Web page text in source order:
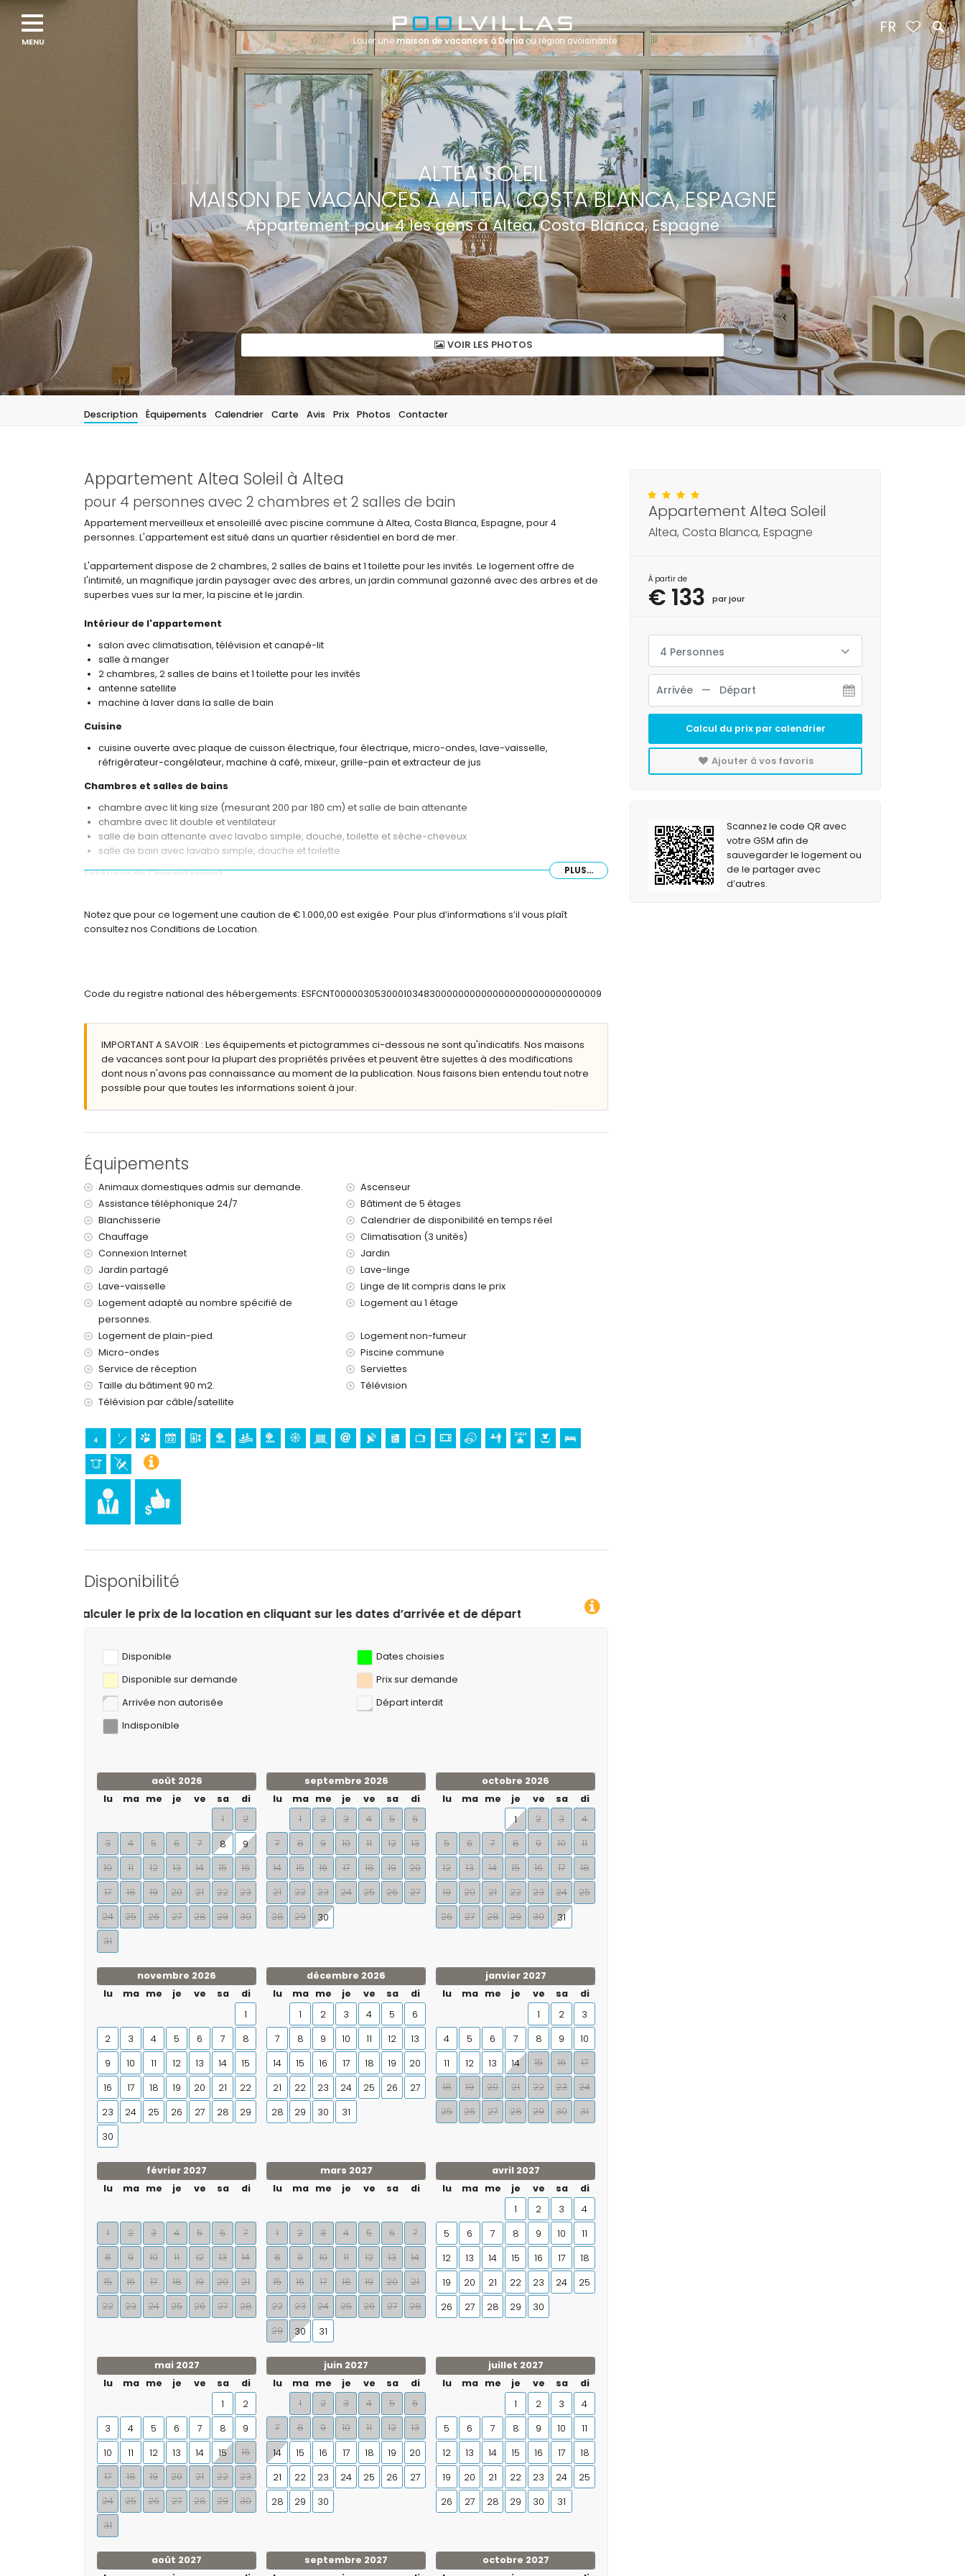
ALTEA SOLEIL
MAISON DE VACANCES À ALTEA, COSTA BLANCA, ESPAGNE
Appartement pour 4 les gens à Altea, Costa Blanca, Espagne
VOIR LES PHOTOS
Description Équipements Calendrier Carte Avis Prix Photos Contacter
Appartement Altea Soleil à Altea
pour 4 personnes avec 2 chambres et 2 salles de bain
Appartement merveilleux et ensoleillé avec piscine commune à Altea, Costa Blanca, Espagne, pour 4
personnes. L'appartement est situé dans un quartier résidentiel en bord de mer.
L'appartement dispose de 2 chambres, 2 salles de bains et 1 toilette pour les invités. Le logement offre de
l'intimité, un magnifique jardin paysager avec des arbres, un jardin communal gazonné avec des arbres et de
superbes vues sur la mer, la piscine et le jardin.
Intérieur de l'appartement
salon avec climatisation, télévision et canapé-lit
salle à manger
2 chambres, 2 salles de bains et 1 toilette pour les invités
antenne satellite
machine à laver dans la salle de bain
Cuisine
cuisine ouverte avec plaque de cuisson électrique, four électrique, micro-ondes, lave-vaisselle,
réfrigérateur-congélateur, machine à café, mixeur, grille-pain et extracteur de jus
Chambres et salles de bains
chambre avec lit king size (mesurant 200 par 180 cm) et salle de bain attenante
chambre avec lit double et ventilateur
salle de bain attenante avec lavabo simple, douche, toilette et sèche-cheveux
salle de bain avec lavabo simple, douche et toilette
Extérieur de l'appartement
beau jardin paysager avec des arbres
jardin communal gazonné avec des arbres
merci de consulter si les animaux de compagnie sont acceptés
Le logement est très adapté aux familles avec enfants
Équipements et services inclus dans le prix de la location de l'appartement
aspirateur et fer à repasser avec planche à repasser
literie et serviettes
service de blanchisserie
chauffage central et climatisation
PLUS...
Notez que pour ce logement une caution de € 1.000,00 est exigée. Pour plus d’informations s’il vous plaît
consultez nos Conditions de Location.
Code du registre national des hébergements: ESFCNT00000305300010348300000000000000000000000000009
IMPORTANT A SAVOIR : Les équipements et pictogrammes ci-dessous ne sont qu'indicatifs. Nos maisons
de vacances sont pour la plupart des propriétés privées et peuvent être sujettes à des modifications
dont nous n'avons pas connaissance au moment de la publication. Nous faisons bien entendu tout notre
possible pour que toutes les informations soient à jour.
Équipements
Animaux domestiques admis sur demande.
Ascenseur
Assistance téléphonique 24/7
Bâtiment de 5 étages
Blanchisserie
Calendrier de disponibilité en temps réel
Chauffage
Climatisation (3 unités)
Connexion Internet
Jardin
Jardin partagé
Lave-linge
Lave-vaisselle
Linge de lit compris dans le prix
Logement adapté au nombre spécifié de
personnes.
Logement au 1 étage
Logement de plain-pied.
Logement non-fumeur
Micro-ondes
Piscine commune
Service de réception
Serviettes
Taille du bâtiment 90 m2.
Télévision
Télévision par câble/satellite
Disponibilité
de la location en cliquant sur les dates d’arrivée et de départ souhaitées !
Disponible
Dates choisies
Disponible sur demande
Prix ​​sur demande
Arrivée non autorisée
Départ interdit
Indisponible
août 2026
lu
ma me je ve sa
di
1
2
3
4 5 6 7 8
9
10
11 12 13 14 15
16
17
18 19 20 21 22
23
24
25 26 27 28 29
30
31
septembre 2026
lu
ma me je ve sa
di
1
2 3 4 5
6
7
8 9 10 11 12
13
14
15 16 17 18 19
20
21
22 23 24 25 26
27
28
29 30
octobre 2026
lu
ma me je ve sa
di
1
2 3
4
5
6 7 8 9 10
11
12
13 14 15 16 17
18
19
20 21 22 23 24
25
26
27 28 29 30 31
novembre 2026
lu
ma me je ve sa
di
1
2
3 4 5 6 7
8
9
10 11 12 13 14
15
16
17 18 19 20 21
22
23
24 25 26 27 28
29
30
décembre 2026
lu
ma me je ve sa
di
1
2 3 4 5
6
7
8 9 10 11 12
13
14
15 16 17 18 19
20
21
22 23 24 25 26
27
28
29 30 31
janvier 2027
lu
ma me je ve sa
di
1
2
3
4
5 6 7 8 9
10
11
12 13 14 15 16
17
18
19 20 21 22 23
24
25
26 27 28 29 30 31
février 2027
lu
ma me je ve sa di
1 2 3 4 5 6
7
8
9 10 11 12 13
14
15
16 17 18 19 20
21
22
23 24 25 26 27 28
mars 2027
lu
ma me je ve sa di
1 2 3 4 5 6
7
8
9 10 11 12 13
14
15
16 17 18 19 20
21
22
23 24 25 26 27
28
29
30 31
avril 2027
lu
ma me je ve sa
di
1
2 3
4
5
6 7 8 9 10
11
12
13 14 15 16 17
18
19
20 21 22 23 24
25
26
27 28 29 30
mai 2027
lu
ma me je ve sa
di
1
2
3
4 5 6 7 8
9
10
11 12 13 14 15
16
17
18 19 20 21 22
23
24
25 26 27 28 29
30
31
juin 2027
lu
ma me je ve sa
di
1
2 3 4 5
6
7
8 9 10 11 12 13
14 15 16 17 18 19
20
21
22 23 24 25 26
27
28
29 30
juillet 2027
lu
ma me je ve sa
di
1
2 3
4
5
6 7 8 9 10
11
12
13 14 15 16 17
18
19
20 21 22 23 24
25
26
27 28 29 30 31
août 2027
septembre 2027
octobre 2027
Appartement Altea Soleil
Altea, Costa Blanca, Espagne
À partir de
€ 133 par jour
4 Personnes
Calcul du prix par calendrier
Ajouter à vos favoris
Scannez le code QR avec
votre GSM afin de
sauvegarder le logement ou
de le partager avec
d’autres.
Louer unemaison de vacances à Deniaou région avoisinante
FR